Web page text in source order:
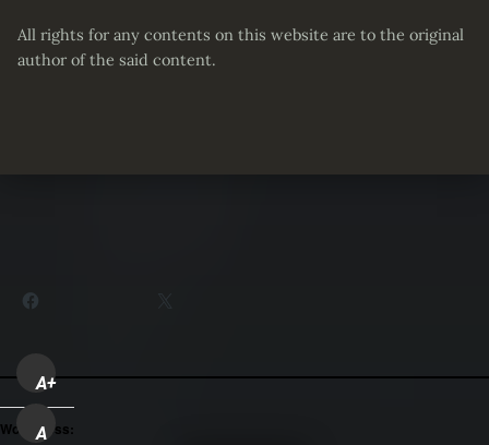
All rights for any contents on this website are to the original
author of the said content.
A+
A
WordPress: